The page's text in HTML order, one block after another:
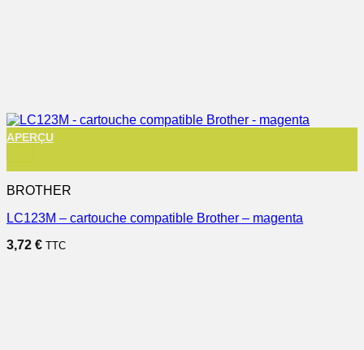
+
APERÇU
BROTHER
LC123M – cartouche compatible Brother – magenta
3,72 € TTC